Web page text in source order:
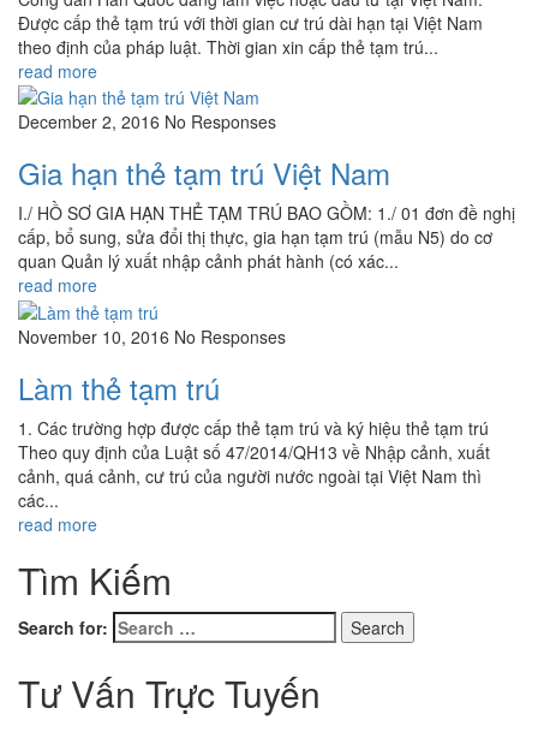
Được cấp thẻ tạm trú với thời gian cư trú dài hạn tại Việt Nam
theo định của pháp luật. Thời gian xin cấp thẻ tạm trú...
read more
December 2, 2016 No Responses
Gia hạn thẻ tạm trú Việt Nam
I./ HỒ SƠ GIA HẠN THẺ TẠM TRÚ BAO GỒM: 1./ 01 đơn đề nghị
cấp, bổ sung, sửa đổi thị thực, gia hạn tạm trú (mẫu N5) do cơ
quan Quản lý xuất nhập cảnh phát hành (có xác...
read more
November 10, 2016 No Responses
Làm thẻ tạm trú
1. Các trường hợp được cấp thẻ tạm trú và ký hiệu thẻ tạm trú
Theo quy định của Luật số 47/2014/QH13 về Nhập cảnh, xuất
cảnh, quá cảnh, cư trú của người nước ngoài tại Việt Nam thì
các...
read more
Tìm Kiếm
Search for:
Tư Vấn Trực Tuyến